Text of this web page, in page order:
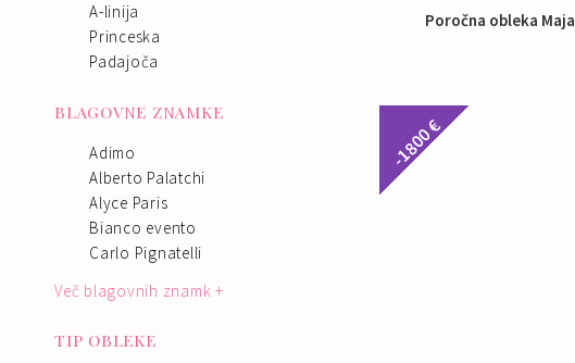
Poročna obleka Maja
-1800 €
A-linija
Princeska
Padajoča
BLAGOVNE ZNAMKE
Adimo
Alberto Palatchi
Alyce Paris
Bianco evento
Carlo Pignatelli
Več blagovnih znamk +
TIP OBLEKE